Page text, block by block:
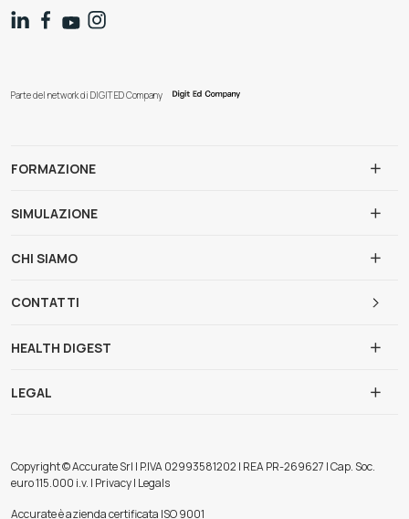
Parte del network di DIGIT ED Company
FORMAZIONE
SIMULAZIONE
CHI SIAMO
CONTATTI
HEALTH DIGEST
LEGAL
Copyright © Accurate Srl | P.IVA 02993581202 | REA PR-269627 | Cap. Soc.
euro 115.000 i.v. | Privacy | Legals
Accurate è azienda certificata ISO 9001